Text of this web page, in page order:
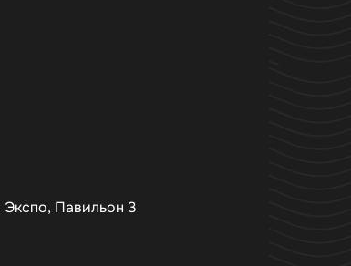
Экспо, Павильон 3